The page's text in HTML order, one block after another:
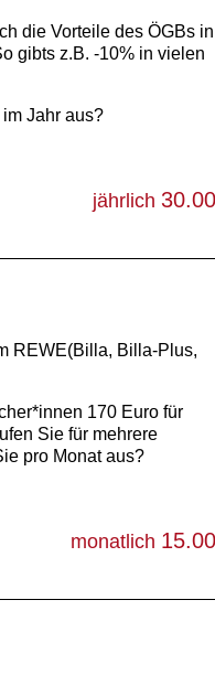
die Vorteile des ÖGBs in
gibts z.B. -10% in vielen
Jahr aus?
jährlich
REWE(Billa, Billa-Plus,
170 Euro für
Sie für mehrere
pro Monat aus?
monatlich